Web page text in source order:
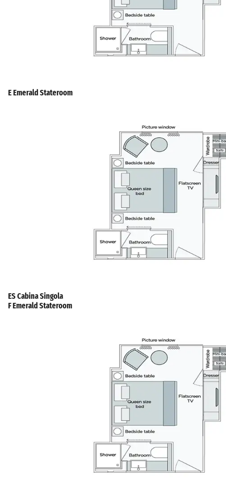
E Emerald Stateroom
ES Cabina Singola
F Emerald Stateroom